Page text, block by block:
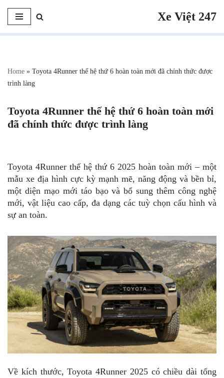
Chuyển
Xe Việt 247
Home » Toyota 4Runner thế hệ thứ 6 hoàn toàn mới đã chính thức được
trình làng
Toyota 4Runner thế hệ thứ 6 hoàn toàn mới
đã chính thức được trình làng
Toyota 4Runner thế hệ thứ 6 2025 hoàn toàn mới – một
mẫu xe địa hình cực kỳ mạnh mẽ, năng động và bền bỉ,
một diện mạo mới táo bạo và bổ sung thêm công nghệ
mới, vật liệu cao cấp, đa dạng các tuỳ chọn cấu hình và
sự an toàn.
Về kích thước, Toyota 4Runner 2025 có chiều dài tổng